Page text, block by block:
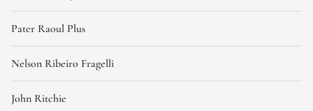
Pater Raoul Plus
Nelson Ribeiro Fragelli
John Ritchie